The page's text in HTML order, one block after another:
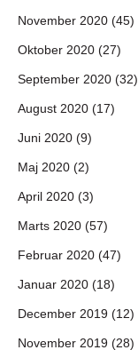
November 2020 (45)
Oktober 2020 (27)
September 2020 (32)
August 2020 (17)
Juni 2020 (9)
Maj 2020 (2)
April 2020 (3)
Marts 2020 (57)
Februar 2020 (47)
Januar 2020 (18)
December 2019 (12)
November 2019 (28)